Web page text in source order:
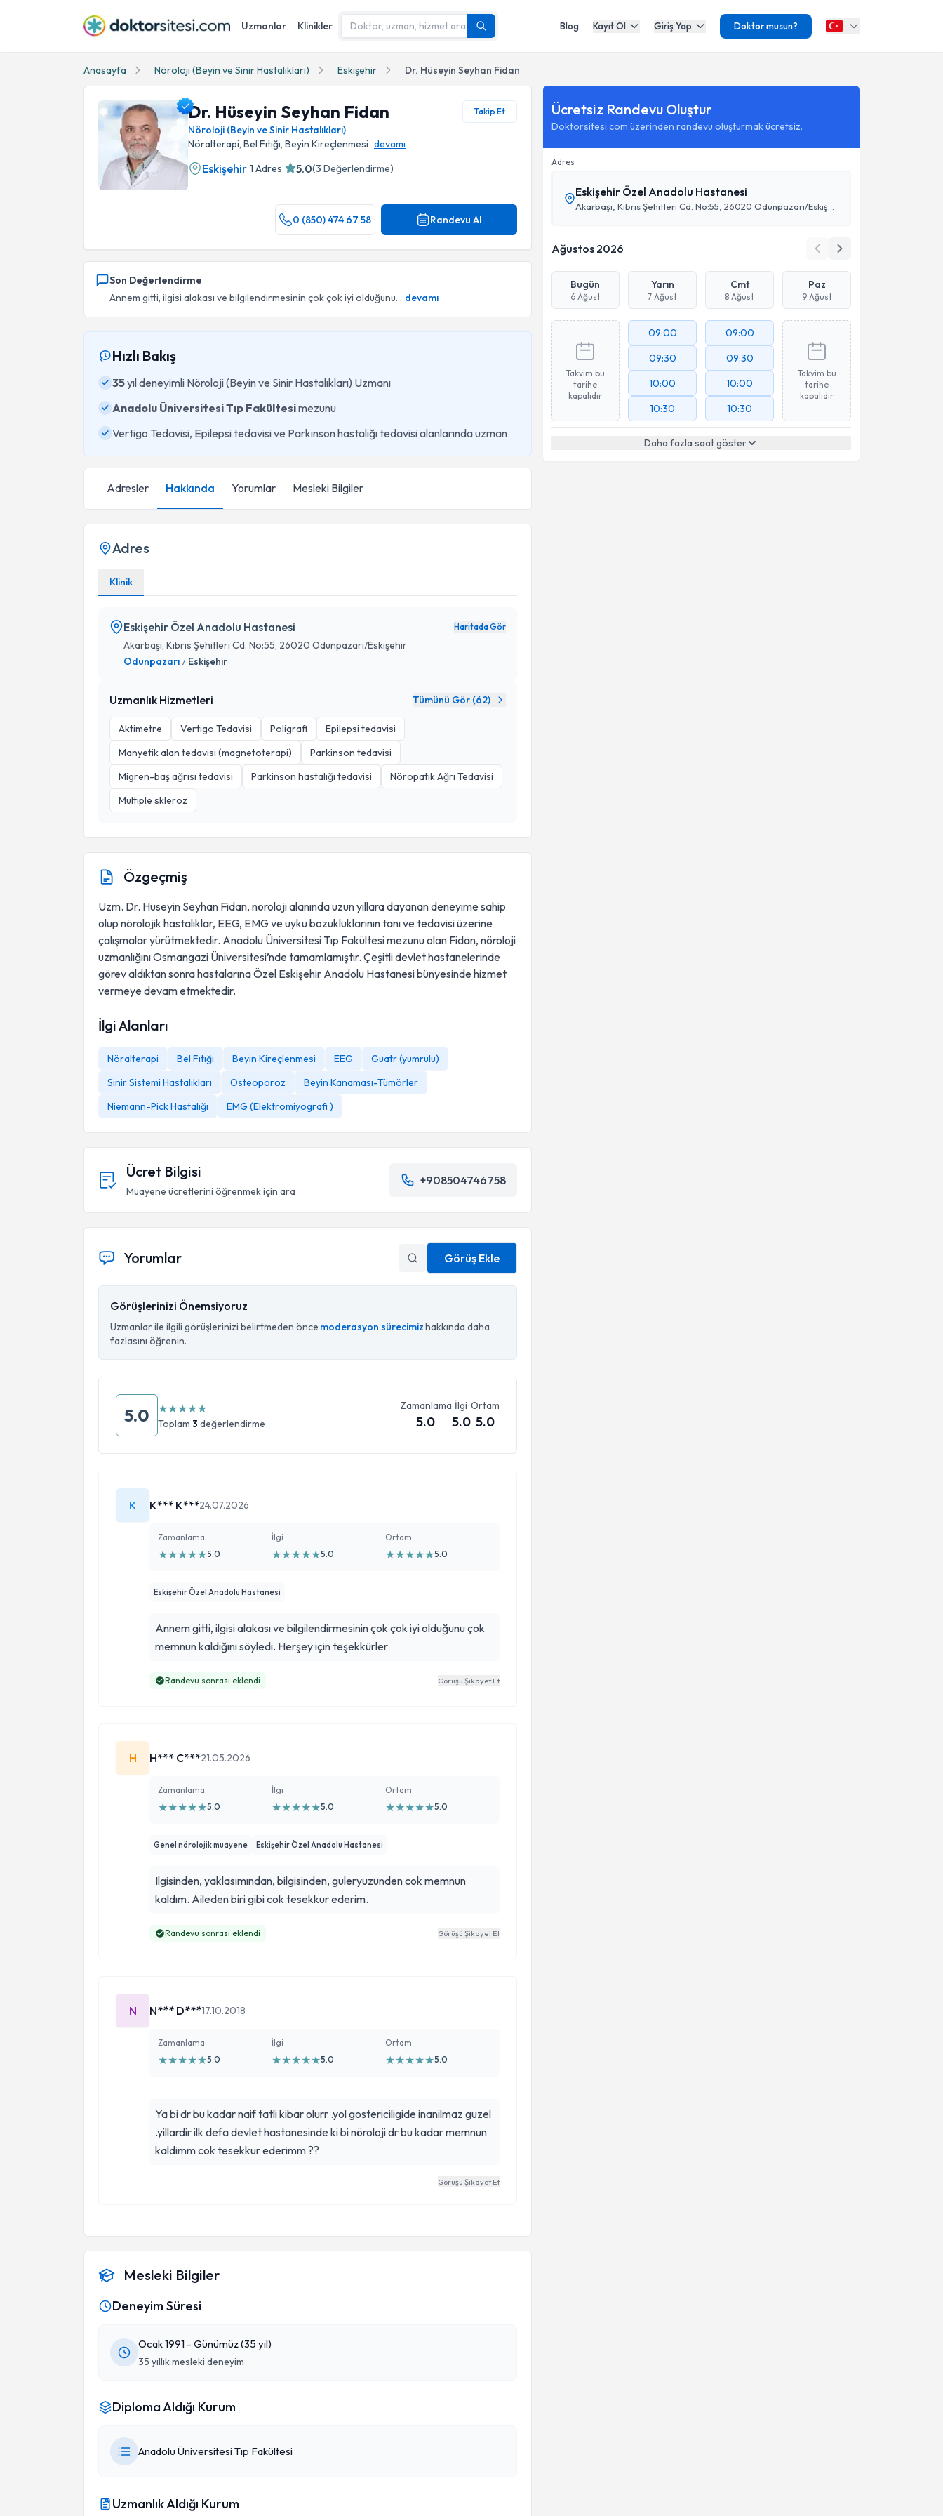
Uzmanlar Klinikler Blog Kayıt Ol Giriş Yap Doktor musun?
Anasayfa Nöroloji (Beyin ve Sinir Hastalıkları) Eskişehir Dr. Hüseyin Seyhan Fidan
Dr. Hüseyin Seyhan Fidan Takip Et
Nöroloji (Beyin ve Sinir Hastalıkları)
Nöralterapi, Bel Fıtığı, Beyin Kireçlenmesi devamı
Eskişehir 1 Adres 5.0(3 Değerlendirme)
0 (850) 474 67 58 Randevu Al
Son Değerlendirme
Annem gitti, ilgisi alakası ve bilgilendirmesinin çok çok iyi olduğunu... devamı
Hızlı Bakış
35yıl deneyimli Nöroloji (Beyin ve Sinir Hastalıkları) Uzmanı
Anadolu Üniversitesi Tıp Fakültesimezunu
Vertigo Tedavisi, Epilepsi tedavisi ve Parkinson hastalığı tedavisi alanlarında uzman
Adresler Hakkında Yorumlar Mesleki Bilgiler
Adres
Klinik
Eskişehir Özel Anadolu Hastanesi Haritada Gör
Akarbaşı, Kıbrıs Şehitleri Cd. No:55, 26020 Odunpazarı/Eskişehir
Odunpazarı / Eskişehir
Uzmanlık Hizmetleri Tümünü Gör (62)
Aktimetre Vertigo Tedavisi Poligrafi
Epilepsi tedavisi
Manyetik alan tedavisi (magnetoterapi)
Parkinson tedavisi
Migren-baş ağrısı tedavisi
Parkinson hastalığı tedavisi
Nöropatik Ağrı Tedavisi
Multiple skleroz
Özgeçmiş
Uzm. Dr. Hüseyin Seyhan Fidan, nöroloji alanında uzun yıllara dayanan deneyime sahip
olup nörolojik hastalıklar, EEG, EMG ve uyku bozukluklarının tanı ve tedavisi üzerine
çalışmalar yürütmektedir. Anadolu Üniversitesi Tıp Fakültesi mezunu olan Fidan, nöroloji
uzmanlığını Osmangazi Üniversitesi’nde tamamlamıştır. Çeşitli devlet hastanelerinde
görev aldıktan sonra hastalarına Özel Eskişehir Anadolu Hastanesi bünyesinde hizmet
vermeye devam etmektedir.
İlgi Alanları
Nöralterapi Bel Fıtığı Beyin Kireçlenmesi EEG
Guatr (yumrulu)
Sinir Sistemi Hastalıkları
Osteoporoz
Beyin Kanaması-Tümörler
Niemann-Pick Hastalığı
EMG (Elektromiyografi )
Ücret Bilgisi
Muayene ücretlerini öğrenmek için ara
+908504746758
Yorumlar Görüş Ekle
Görüşlerinizi Önemsiyoruz
Uzmanlar ile ilgili görüşlerinizi belirtmeden önce moderasyon sürecimizhakkında daha
fazlasını öğrenin.
5.0 ★★★★★
Toplam 3 değerlendirme
Zamanlama
5.0
İlgi
5.0
Ortam
5.0
K K*** K***24.07.2026
Zamanlama
★★★★★5.0
İlgi
★★★★★5.0
Ortam
★★★★★5.0
Eskişehir Özel Anadolu Hastanesi
Annem gitti, ilgisi alakası ve bilgilendirmesinin çok çok iyi olduğunu çok
memnun kaldığını söyledi. Herşey için teşekkürler
Randevu sonrası eklendi Görüşü Şikayet Et
H H*** C***21.05.2026
Zamanlama
★★★★★5.0
İlgi
★★★★★5.0
Ortam
★★★★★5.0
Genel nörolojik muayene Eskişehir Özel Anadolu Hastanesi
Ilgisinden, yaklasımından, bilgisinden, guleryuzunden cok memnun
kaldım. Aileden biri gibi cok tesekkur ederim.
Randevu sonrası eklendi Görüşü Şikayet Et
N N*** D***17.10.2018
Zamanlama
★★★★★5.0
İlgi
★★★★★5.0
Ortam
★★★★★5.0
Ya bi dr bu kadar naif tatli kibar olurr .yol gostericiligide inanilmaz guzel
.yillardir ilk defa devlet hastanesinde ki bi nöroloji dr bu kadar memnun
kaldimm cok tesekkur ederimm ??
Görüşü Şikayet Et
Mesleki Bilgiler
Deneyim Süresi
Ocak 1991 - Günümüz (35 yıl)
35 yıllık mesleki deneyim
Diploma Aldığı Kurum
Anadolu Üniversitesi Tıp Fakültesi
Uzmanlık Aldığı Kurum
Ücretsiz Randevu Oluştur
Doktorsitesi.com üzerinden randevu oluşturmak ücretsiz.
Adres
Eskişehir Özel Anadolu Hastanesi
Ağustos 2026
Bugün
6 Ağust
Yarın
7 Ağust
Cmt
8 Ağust
Paz
9 Ağust
Takvim bu
tarihe
kapalıdır
09:00
09:30
10:00
10:30
09:00
09:30
10:00
10:30
Takvim bu
tarihe
kapalıdır
Daha fazla saat göster